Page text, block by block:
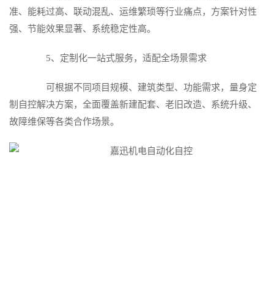
准、能耗过高、联动混乱、运维繁琐等行业痛点，方案针对性
强、节能效果显著、系统稳定性高。
5、定制化一站式服务，适配全场景需求
可根据不同项目规模、建筑类型、功能需求，量身定
制自控解决方案，全面覆盖新建配套、老旧改造、系统升级、
故障维保等各类合作场景。